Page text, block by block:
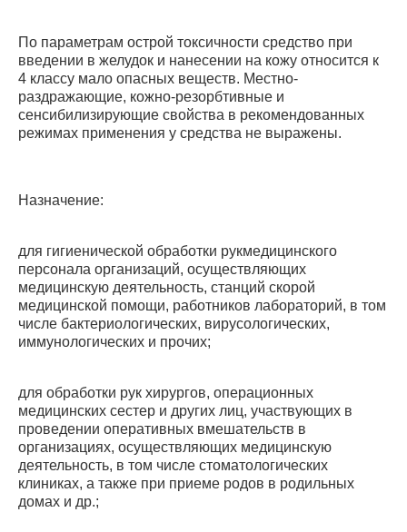
По параметрам острой токсичности средство при
введении в желудок и нанесении на кожу относится к
4 классу мало опасных веществ. Местно-
раздражающие, кожно-резорбтивные и
сенсибилизирующие свойства в рекомендованных
режимах применения у средства не выражены.
Назначение:
для гигиенической обработки рукмедицинского
персонала организаций, осуществляющих
медицинскую деятельность, станций скорой
медицинской помощи, работников лабораторий, в том
числе бактериологических, вирусологических,
иммунологических и прочих;
для обработки рук хирургов, операционных
медицинских сестер и других лиц, участвующих в
проведении оперативных вмешательств в
организациях, осуществляющих медицинскую
деятельность, в том числе стоматологических
клиниках, а также при приеме родов в родильных
домах и др.;